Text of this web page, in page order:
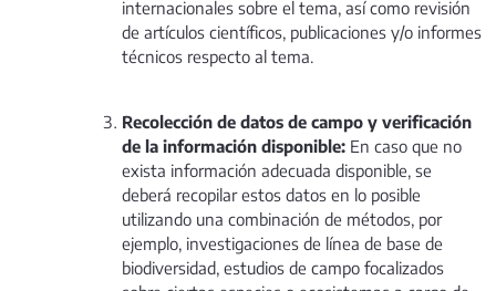
internacionales sobre el tema, así como revisión
de artículos científicos, publicaciones y/o informes
técnicos respecto al tema.
Recolección de datos de campo y verificación
de la información disponible: En caso que no
exista información adecuada disponible, se
deberá recopilar estos datos en lo posible
utilizando una combinación de métodos, por
ejemplo, investigaciones de línea de base de
biodiversidad, estudios de campo focalizados